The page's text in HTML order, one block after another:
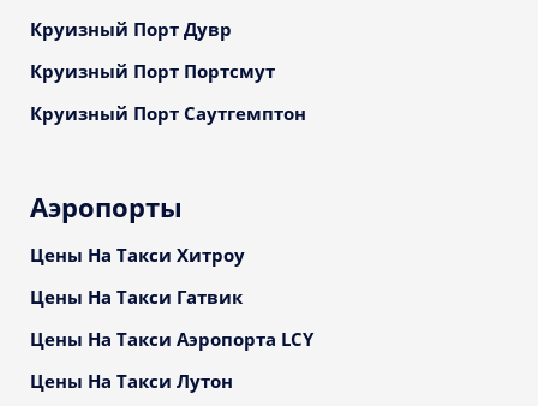
Круизный Порт Дувр
Круизный Порт Портсмут
Круизный Порт Саутгемптон
Аэропорты
Цены На Такси Хитроу
Цены На Такси Гатвик
Цены На Такси Аэропорта LCY
Цены На Такси Лутон